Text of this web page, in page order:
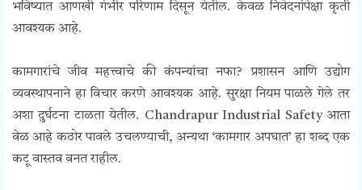
भविष्यात आणखी गंभीर परिणाम दिसून येतील. केवळ निवेदनांपेक्षा कृती
आवश्यक आहे.
कामगारांचे जीव महत्त्वाचे की कंपन्यांचा नफा? प्रशासन आणि उद्योग
व्यवस्थापनाने हा विचार करणे आवश्यक आहे. सुरक्षा नियम पाळले गेले तर
अशा दुर्घटना टाळता येतील. Chandrapur Industrial Safety आता
वेळ आहे कठोर पावले उचलण्याची, अन्यथा ‘कामगार अपघात’ हा शब्द एक
कटू वास्तव बनत राहील.